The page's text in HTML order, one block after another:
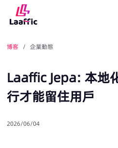
博客 / 企業動態
Laaffic Jepa: 本地
行才能留住用戶
2026/06/04